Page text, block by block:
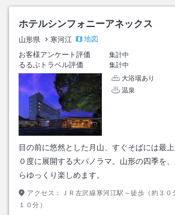
ホテルシンフォニーアネックス
山形県 寒河江
地図
お客様アンケート評価
集計中
るるぶトラベル評価
集計中
大浴場あり
温泉
目の前に悠然とした月山、すぐそばには最
０度に展開する大パノラマ。山形の四季を
らゆっくり楽しめます。
アクセス：
ＪＲ左沢線寒河江駅～徒歩（約３
１０分）